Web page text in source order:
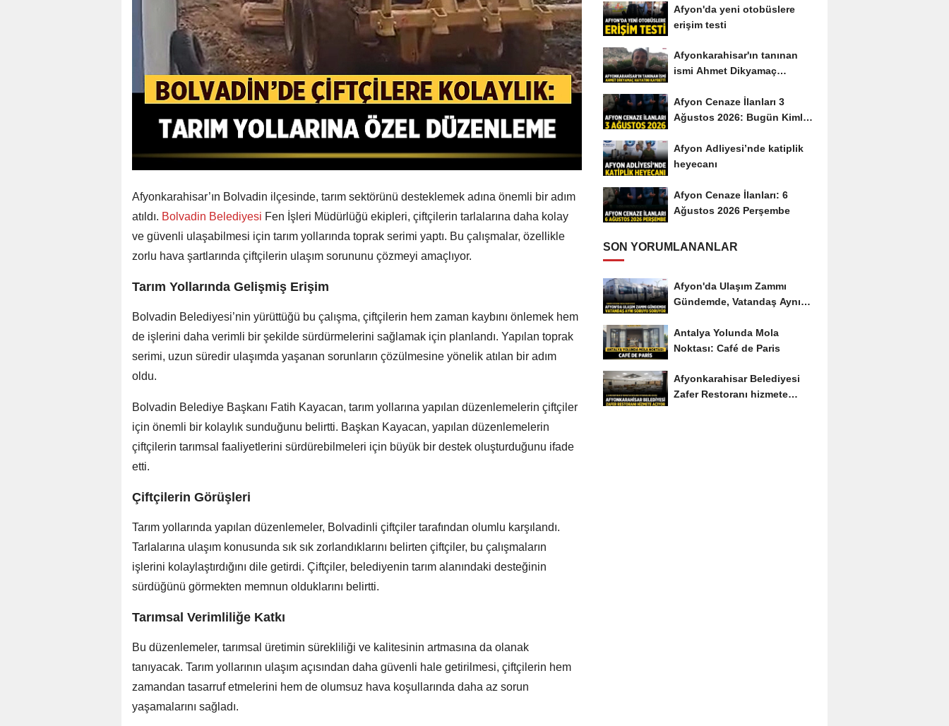
Afyonkarahisar’ın Bolvadin ilçesinde, tarım sektörünü desteklemek adına önemli bir adım
atıldı. Bolvadin Belediyesi Fen İşleri Müdürlüğü ekipleri, çiftçilerin tarlalarına daha kolay
ve güvenli ulaşabilmesi için tarım yollarında toprak serimi yaptı. Bu çalışmalar, özellikle
zorlu hava şartlarında çiftçilerin ulaşım sorununu çözmeyi amaçlıyor.
Tarım Yollarında Gelişmiş Erişim
Bolvadin Belediyesi’nin yürüttüğü bu çalışma, çiftçilerin hem zaman kaybını önlemek hem
de işlerini daha verimli bir şekilde sürdürmelerini sağlamak için planlandı. Yapılan toprak
serimi, uzun süredir ulaşımda yaşanan sorunların çözülmesine yönelik atılan bir adım
oldu.
Bolvadin Belediye Başkanı Fatih Kayacan, tarım yollarına yapılan düzenlemelerin çiftçiler
için önemli bir kolaylık sunduğunu belirtti. Başkan Kayacan, yapılan düzenlemelerin
çiftçilerin tarımsal faaliyetlerini sürdürebilmeleri için büyük bir destek oluşturduğunu ifade
etti.
Çiftçilerin Görüşleri
Tarım yollarında yapılan düzenlemeler, Bolvadinli çiftçiler tarafından olumlu karşılandı.
Tarlalarına ulaşım konusunda sık sık zorlandıklarını belirten çiftçiler, bu çalışmaların
işlerini kolaylaştırdığını dile getirdi. Çiftçiler, belediyenin tarım alanındaki desteğinin
sürdüğünü görmekten memnun olduklarını belirtti.
Tarımsal Verimliliğe Katkı
Bu düzenlemeler, tarımsal üretimin sürekliliği ve kalitesinin artmasına da olanak
tanıyacak. Tarım yollarının ulaşım açısından daha güvenli hale getirilmesi, çiftçilerin hem
zamandan tasarruf etmelerini hem de olumsuz hava koşullarında daha az sorun
yaşamalarını sağladı.
Afyon'da yeni otobüslere
erişim testi
Afyonkarahisar'ın tanınan
ismi Ahmet Dikyamaç
Afyon Cenaze İlanları 3
Ağustos 2026: Bugün Kimler
Afyon Adliyesi’nde katiplik
heyecanı
Afyon Cenaze İlanları: 6
Ağustos 2026 Perşembe
SON YORUMLANANLAR
Afyon'da Ulaşım Zammı
Gündemde, Vatandaş Aynı
Antalya Yolunda Mola
Noktası: Café de Paris
Afyonkarahisar Belediyesi
Zafer Restoranı hizmete